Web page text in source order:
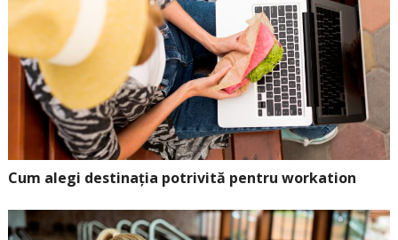
Cum alegi destinația potrivită pentru workation